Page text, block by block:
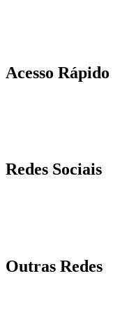
Acesso Rápido
Redes Sociais
Outras Redes